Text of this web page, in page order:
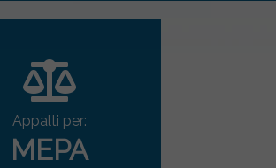
Appalti per:
MEPA